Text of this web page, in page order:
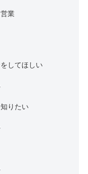
営業
してほしい
りたい